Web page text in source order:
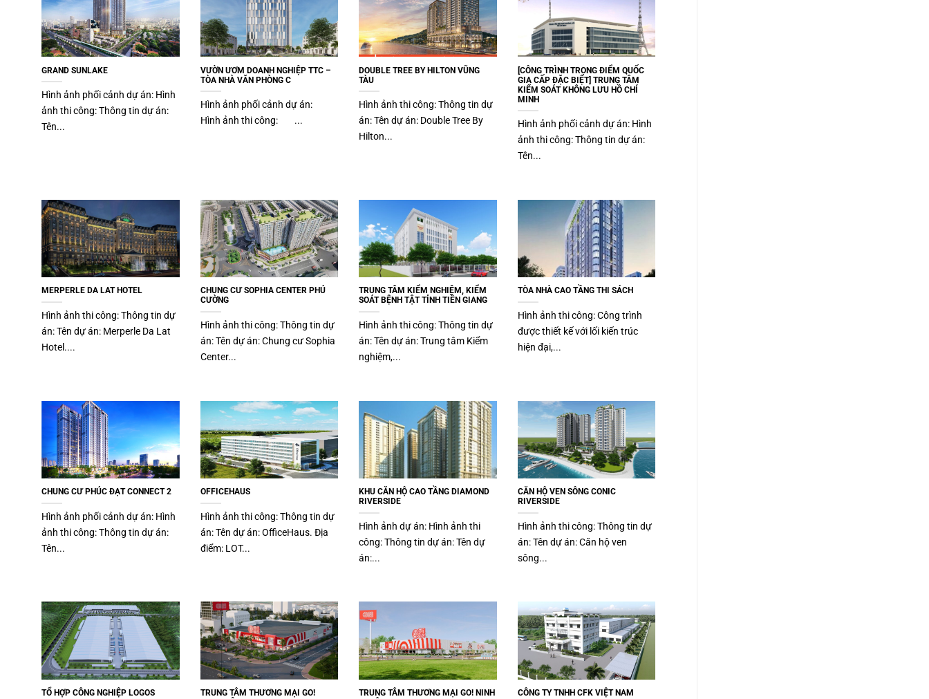
GRAND SUNLAKE
Hình ảnh phối cảnh dự án: Hình
ảnh thi công: Thông tin dự án:
Tên...
VƯỜN ƯƠM DOANH NGHIỆP TTC –
TÒA NHÀ VĂN PHÒNG C
Hình ảnh phối cảnh dự án:
Hình ảnh thi công: ...
DOUBLE TREE BY HILTON VŨNG
TÀU
Hình ảnh thi công: Thông tin dự
án: Tên dự án: Double Tree By
Hilton...
[CÔNG TRÌNH TRỌNG ĐIỂM QUỐC
GIA CẤP ĐẶC BIỆT] TRUNG TÂM
KIỂM SOÁT KHÔNG LƯU HỒ CHÍ
MINH
Hình ảnh phối cảnh dự án: Hình
ảnh thi công: Thông tin dự án:
Tên...
MERPERLE DA LAT HOTEL
Hình ảnh thi công: Thông tin dự
án: Tên dự án: Merperle Da Lat
Hotel....
CHUNG CƯ SOPHIA CENTER PHÚ
CƯỜNG
Hình ảnh thi công: Thông tin dự
án: Tên dự án: Chung cư Sophia
Center...
TRUNG TÂM KIỂM NGHIỆM, KIỂM
SOÁT BỆNH TẬT TỈNH TIỀN GIANG
Hình ảnh thi công: Thông tin dự
án: Tên dự án: Trung tâm Kiểm
nghiệm,...
TÒA NHÀ CAO TẦNG THI SÁCH
Hình ảnh thi công: Công trình
được thiết kế với lối kiến trúc
hiện đại,...
CHUNG CƯ PHÚC ĐẠT CONNECT 2
Hình ảnh phối cảnh dự án: Hình
ảnh thi công: Thông tin dự án:
Tên...
OFFICEHAUS
Hình ảnh thi công: Thông tin dự
án: Tên dự án: OfficeHaus. Địa
điểm: LOT...
KHU CĂN HỘ CAO TẦNG DIAMOND
RIVERSIDE
Hình ảnh dự án: Hình ảnh thi
công: Thông tin dự án: Tên dự
án:...
CĂN HỘ VEN SÔNG CONIC
RIVERSIDE
Hình ảnh thi công: Thông tin dự
án: Tên dự án: Căn hộ ven
sông...
TỔ HỢP CÔNG NGHIỆP LOGOS
TRUNG TÂM THƯƠNG MẠI GO!
TRUNG TÂM THƯƠNG MẠI GO! NINH
CÔNG TY TNHH CFK VIỆT NAM